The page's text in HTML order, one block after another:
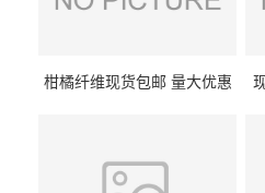
柑橘纤维现货包邮 量大优惠